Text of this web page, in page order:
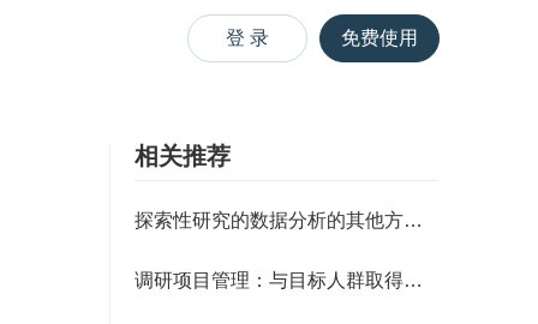
登 录 免费使用
相关推荐
探索性研究的数据分析的其他方法（
调研项目管理：与目标人群取得联系